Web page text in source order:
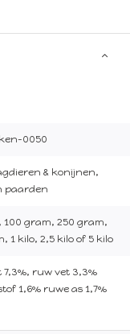
0050
& konijnen,
paarden
100 gram, 250 gram,
1 kilo, 2,5 kilo of 5 kilo
7,3%, ruw vet 3,3%
1,6% ruwe as 1,7%